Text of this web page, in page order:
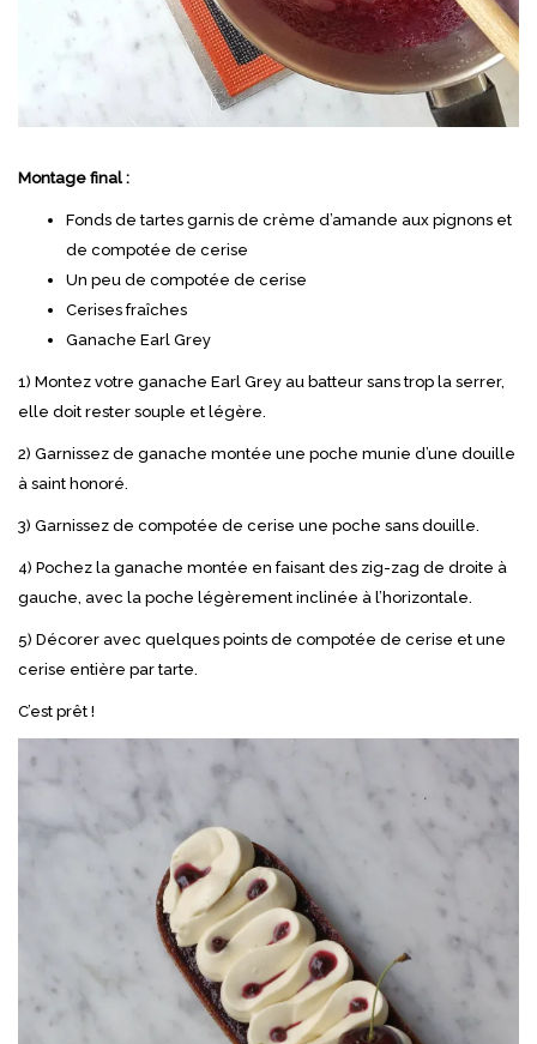
Montage final :
Fonds de tartes garnis de crème d’amande aux pignons et
de compotée de cerise
Un peu de compotée de cerise
Cerises fraîches
Ganache Earl Grey
1) Montez votre ganache Earl Grey au batteur sans trop la serrer,
elle doit rester souple et légère.
2) Garnissez de ganache montée une poche munie d’une douille
à saint honoré.
3) Garnissez de compotée de cerise une poche sans douille.
4) Pochez la ganache montée en faisant des zig-zag de droite à
gauche, avec la poche légèrement inclinée à l’horizontale.
5) Décorer avec quelques points de compotée de cerise et une
cerise entière par tarte.
C’est prêt !